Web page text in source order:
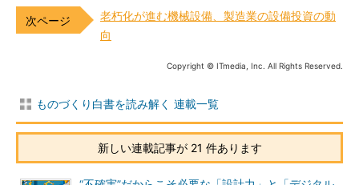
老朽化が進む機械設備、製造業の設備投資の動
向
Copyright © ITmedia, Inc. All Rights Reserved.
ものづくり白書を読み解く 連載一覧
新しい連載記事が 21 件あります